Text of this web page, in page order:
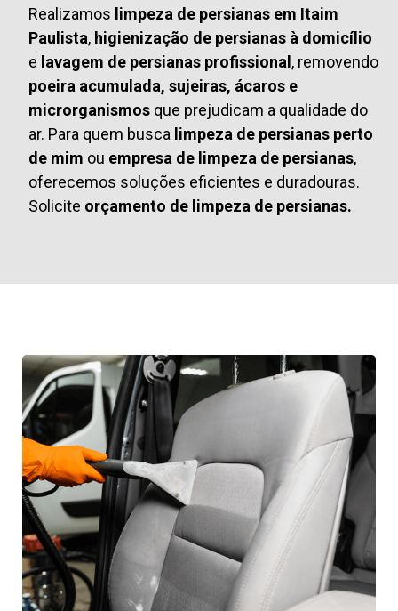
Realizamos limpeza de persianas em Itaim
Paulista, higienização de persianas à domicílio
e lavagem de persianas profissional, removendo
poeira acumulada, sujeiras, ácaros e
microrganismos que prejudicam a qualidade do
ar. Para quem busca limpeza de persianas perto
de mim ou empresa de limpeza de persianas,
oferecemos soluções eficientes e duradouras.
Solicite orçamento de limpeza de persianas.